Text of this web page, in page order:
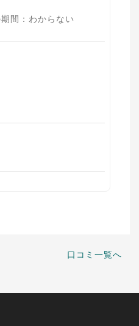
間 ： わからない
口コミ一覧へ